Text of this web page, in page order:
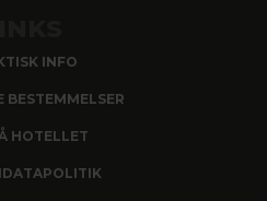
INFO
BESTEMMELSER
HOTELLET